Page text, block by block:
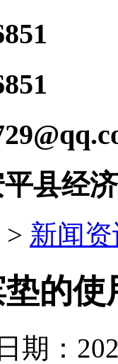
县经
> 新闻
的
期：